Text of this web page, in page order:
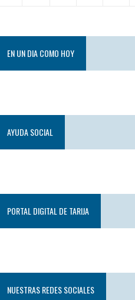
EN UN DIA COMO HOY
AYUDA SOCIAL
PORTAL DIGITAL DE TARIJA
NUESTRAS REDES SOCIALES